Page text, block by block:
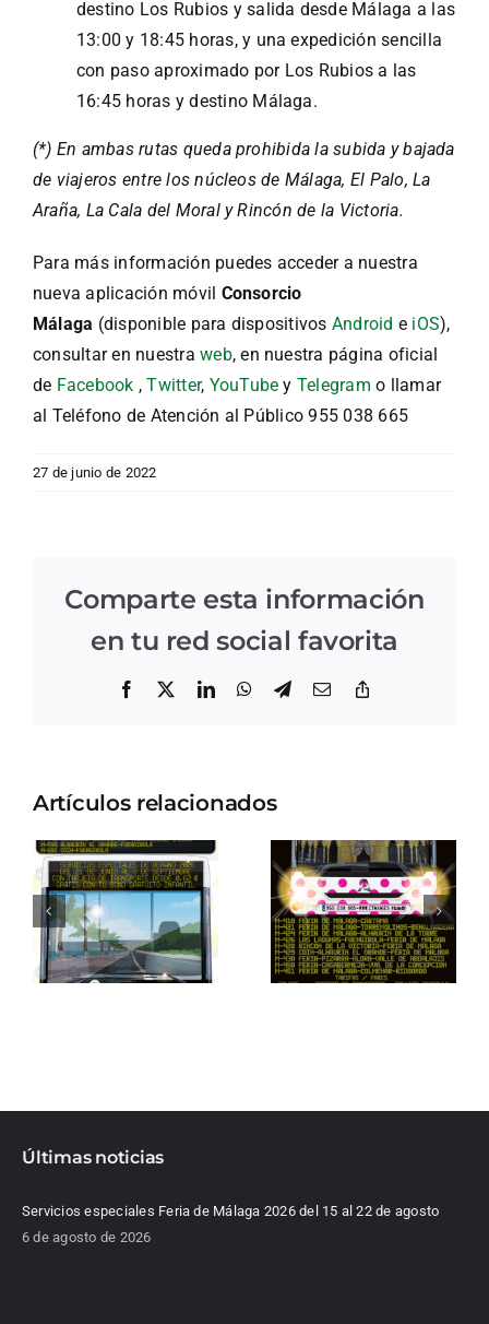
destino Los Rubios y salida desde Málaga a las
13:00 y 18:45 horas, y una expedición sencilla
con paso aproximado por Los Rubios a las
16:45 horas y destino Málaga.
(*) En ambas rutas queda prohibida la subida y bajada
de viajeros entre los núcleos de Málaga, El Palo, La
Araña, La Cala del Moral y Rincón de la Victoria.
Para más información puedes acceder a nuestra
nueva aplicación móvil Consorcio
Málaga (disponible para dispositivos Android e iOS),
consultar en nuestraweb, en nuestra página oficial
de Facebook ,Twitter, YouTube y Telegramo llamar
al Teléfono de Atención al Público 955 038 665
27 de junio de 2022
Comparte esta información
en tu red social favorita
Facebook LinkedInWhatsApp
Telegram
Correo
Artículos relacionados
Últimas noticias
Servicios especiales Feria de Málaga 2026 del 15 al 22 de agosto
6 de agosto de 2026